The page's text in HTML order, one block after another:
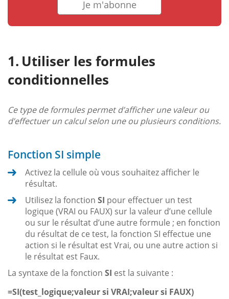
Je m'abonne
Utiliser les formules
conditionnelles
Ce type de formules permet d’afficher une valeur ou
d’effectuer un calcul selon une ou plusieurs conditions.
Fonction SI simple
Activez la cellule où vous souhaitez afficher le
résultat.
Utilisez la fonction SI pour effectuer un test
logique (VRAI ou FAUX) sur la valeur d’une cellule
ou sur le résultat d’une autre formule ; en fonction
du résultat de ce test, la fonction SI effectue une
action si le résultat est Vrai, ou une autre action si
le résultat est Faux.
La syntaxe de la fonction SI est la suivante :
=SI(test_logique;valeur si VRAI;valeur si FAUX)